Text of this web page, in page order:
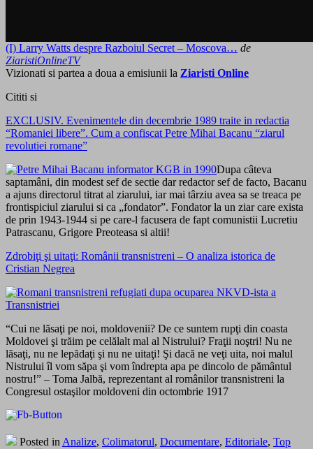
(I) Larry Watts despre Razboiul Secret – Moscova… de
ZiaristiOnlineTV
Vizionati si partea a doua a emisiunii la Ziaristi Online
Cititi si
EXCLUSIV. Evenimentele din decembrie 1989 traite in redactia
“Romaniei libere”. Cum a confiscat Petre Mihai Bacanu “ziarul
revolutiei romane”
Dupa câteva
saptamâni, din modest sef de sectie dar redactor sef de facto, Bacanu
a ajuns directorul titrat al ziarului, iar mai târziu avea sa se treaca pe
frontispiciul ziarului si ca „fondator”. Fondator la un ziar care exista
de prin 1943-1944 si pe care-l facusera de fapt comunistii Lucretiu
Patrascanu, Grigore Preoteasa si altii!
Zdrobiţi şi uitaţi: Românii transnistreni – O analiza istorica de
Cristian Negrea
“Cui ne lăsaţi pe noi, moldovenii? De ce suntem rupţi din coasta
Moldovei şi trăim pe celălalt mal al Nistrului? Fraţii noştri! Nu ne
lăsaţi, nu ne lepădaţi şi nu ne uitaţi! Şi dacă ne veţi uita, noi malul
Nistrului îl vom săpa şi vom îndrepta apa pe dincolo de pământul
nostru!” – Toma Jalbă, reprezentant al românilor transnistreni la
Congresul ostaşilor moldoveni din octombrie 1917
Posted in Analize, Colimatorul, Documentare, Editoriale, Top